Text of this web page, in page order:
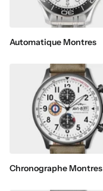
Automatique Montres
Chronographe Montres